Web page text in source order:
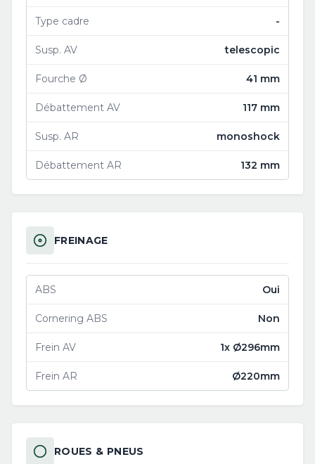
Type cadre -
Susp. AV telescopic
Fourche Ø 41 mm
Débattement AV 117 mm
Susp. AR monoshock
Débattement AR 132 mm
FREINAGE
ABS Oui
Cornering ABS Non
Frein AV 1x Ø296mm
Frein AR Ø220mm
ROUES & PNEUS